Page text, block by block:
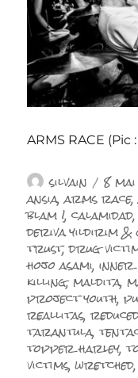
ARMS RACE (Pic
Auteur
silvain
le
8
ansia,arms race,
blam !,calamidad
deriva yildirim &
trust,drug
hojo asami,
killing,maldita,
project youth,
reallitas,
tarantula,
topper harley,
victims,wretched